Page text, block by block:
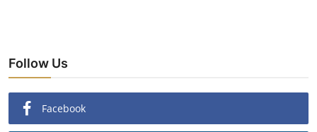
Follow Us
Facebook